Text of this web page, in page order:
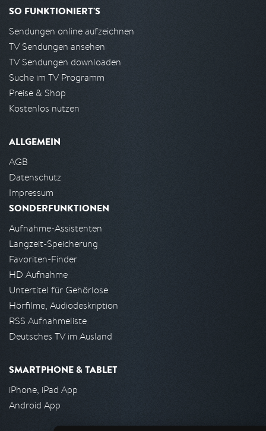
SO FUNKTIONIERT'S
Sendungen online aufzeichnen
TV Sendungen ansehen
TV Sendungen downloaden
Suche im TV Programm
Preise & Shop
Kostenlos nutzen
ALLGEMEIN
AGB
Datenschutz
Impressum
SONDERFUNKTIONEN
Aufnahme-Assistenten
Langzeit-Speicherung
Favoriten-Finder
HD Aufnahme
Untertitel für Gehörlose
Hörfilme, Audiodeskription
RSS Aufnahmeliste
Deutsches TV im Ausland
SMARTPHONE & TABLET
iPhone, iPad App
Android App